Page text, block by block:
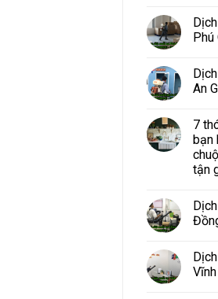
Phú
An
7
bạn
tận